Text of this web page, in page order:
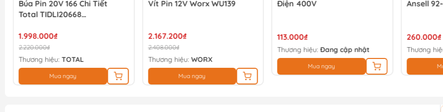
Búa Pin 20V 166 Chi Tiết
Total TIDLI20668
1.998.000₫
2.220.000₫
Thương hiệu: TOTAL
Mua ngay
Vít Pin 12V Worx WU139
2.167.200₫
2.408.000₫
Thương hiệu:WORX
Mua ngay
Điện 400V
113.000₫
Thương hiệu:Đang cập nhật
Mua ngay
Ansell
260.000₫
Thương